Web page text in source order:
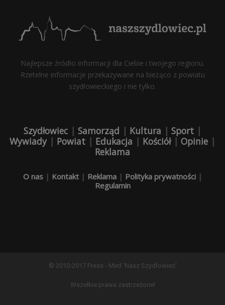
Najlepsze źródło informacji dla Ciebie i twojego regionu.
Rzetelne informacje przekazywane na bieżąco z powiatu
szydłowieckiego i nie tylko.
Szydłowiec | Samorząd | Kultura | Sport |
Wywiady| Powiat | Edukacja | Kościół| Opinie |
Reklama
O nas| Kontakt| Reklama| Polityka prywatności|
Regulamin
© 2010-2017 Press - Med 'Nasz Szydłowiec'
Wszelkie prawa zastrzeżone!